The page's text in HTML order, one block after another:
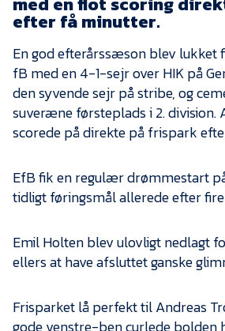
Kontakt
Job i EfB
Presse
efter få minutter.
En god efterårssæson blev lukket
fB med en 4-1-sejr over HIK på
den syvende sejr på stribe, og
suveræne førsteplads i 2. division.
scorede på direkte på frispark
EfB fik en regulær drømmestart
tidligt føringsmål allerede efter
Emil Holten blev ulovligt nedlagt
ellers at have afsluttet ganske
Frisparket lå perfekt til Andreas